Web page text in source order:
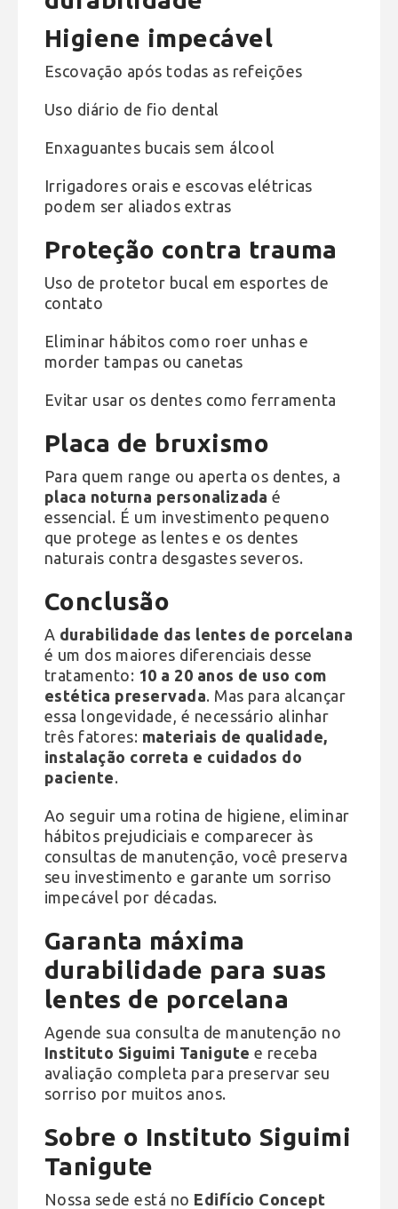
Higiene impecável
Escovação após todas as refeições
Uso diário de fio dental
Enxaguantes bucais sem álcool
Irrigadores orais e escovas elétricas
podem ser aliados extras
Proteção contra trauma
Uso de protetor bucal em esportes de
contato
Eliminar hábitos como roer unhas e
morder tampas ou canetas
Evitar usar os dentes como ferramenta
Placa de bruxismo
Para quem range ou aperta os dentes, a
placa noturna personalizada é
essencial. É um investimento pequeno
que protege as lentes e os dentes
naturais contra desgastes severos.
Conclusão
A durabilidade das lentes de porcelana
é um dos maiores diferenciais desse
tratamento: 10 a 20 anos de uso com
estética preservada. Mas para alcançar
essa longevidade, é necessário alinhar
três fatores: materiais de qualidade,
instalação correta e cuidados do
paciente.
Ao seguir uma rotina de higiene, eliminar
hábitos prejudiciais e comparecer às
consultas de manutenção, você preserva
seu investimento e garante um sorriso
impecável por décadas.
Garanta máxima
durabilidade para suas
lentes de porcelana
Agende sua consulta de manutenção no
Instituto Siguimi Tanigute e receba
avaliação completa para preservar seu
sorriso por muitos anos.
Sobre o Instituto Siguimi
Tanigute
Nossa sede está no Edifício Concept